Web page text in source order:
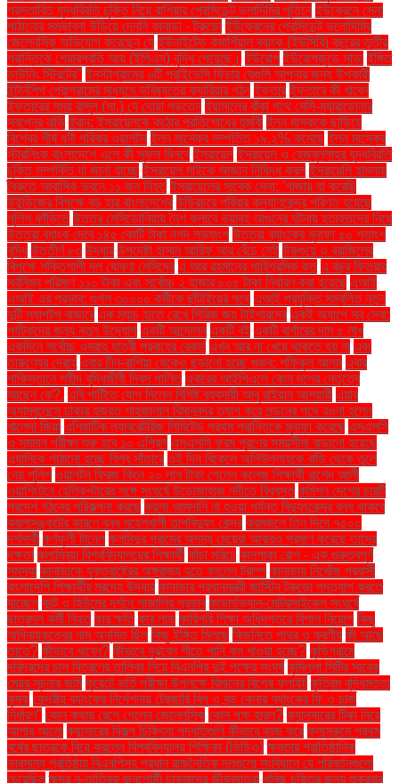
প্রস্তাবিত যুদ্ধবিরতি চুক্তি নিয়ে রাশিয়ার প্রেসিডেন্ট ভ্লাদিমির পুতিনে ইউক্রেনে সেনা
পাঠানোর সম্ভাবনা উড়িয়ে দেননি কানাডা - ট্রুডো ইউক্রেনের প্রেসিডেন্ট ভলোদিমির
জেলেনস্কি অভিযোগ করেছেন যে ইউনাইটেড কমার্শিয়াল ব্যাংক (ইউসিবি) বছরের তৃতীয়
প্রান্তিকে শেয়ারপ্রতি আয় (ইপিএস) বৃদ্ধি পেয়েছে। ইউরোপ ইউরোপজুড়ে সাড়া ইঙ্গিত
ডাউনিং স্ট্রিটের" ইনস্টাগ্রামের ৬টি প্রাইভেসি ফিচার যেগুলি আপনার জন্য উপকারী
ইন্টার্নশিপ প্রোগ্রামের মাধ্যমে ভবিষ্যতের ক্যারিয়ার গঠন ইফতার ইফতারে কী খাবেন
ইফতারের সময় রাসুল (সা.) যে দোয়া পড়তেন ইয়ামালের বাঁকা পথে মেসি-ম্যারাডোনার
স্বপ্নের বাড়ি ইরান: ইসরায়েলকে কঠোর প্রতিশোধের হুমকি ইলন মাস্ককে ছাড়িয়ে
বিশ্বের শীর্ষ ধনী পরিবার ওয়ালটন ইলন মাস্কের সম্পত্তি ১৯.২% কমেছে ইলন মাস্কের
স্টারলিংক বাংলাদেশে এলে কী সুফল মিলবে ইসরায়েল ইসরায়েল ও হেজবুল্লাহর যুদ্ধবিরতি
চুক্তি সম্পর্কিত যা জানা যাচ্ছে ইসরায়েল মাইকে আজান নিষিদ্ধ করল ইসরায়েলি হামলায়
বৈরুতে আবাসিক ভবনে ১১ জন নিহত ইসরায়েলের সাবেক সেনা: 'গাজায় যা করেছি
উইন্ডিজের বিপক্ষে বড় হার বাংলাদেশের উড়িরচরে পরিবার কল্যাণকেন্দ্র পরিণত হয়েছে
পুলিশ ফাঁড়িতে উত্তর মেসিডোনিয়ায় নৈশ ক্লাবে ভয়াবহ আগুনের ঘটনায় হতাহতদের নিয়ে
উত্তরা ব্যাংক দেবে ১৪৫ কোটি টাকা নগদ লভ্যাংশ উত্তরা ব্যাংকের মুনাফা ৫০ শতাংশ
বৃদ্ধি উত্তীর্ণ ৮৩ উদ্ধার উপদেষ্টা হাসান আরিফ আর বেঁচে নেই উরুগুয়ে ও ব্রাজিলের
বিপক্ষে শক্তিশালী দল ঘোষণা মেসিদের এ আর রহমানের পারিশ্রমিক কত এ বছর ফিতরার
সর্বনিম্ন পরিমাণ ১১০ টাকা এবং সর্বোচ্চ ২ হাজার ৮০৫ টাকা নির্ধারণ করা হয়েছে এআই
এআই এর প্রভাব: গুগল ৩০০০০ কর্মীকে ছাঁটাইয়ের পথে এআই প্রযুক্তি সম্বলিত নতুন
দুটি ল্যাপটপ বাজারে এক ম্যাচ হাতে রেখে সিরিজ জয় টাইগারদের একই অ্যাপে সব সেবা:
পর্যটকদের জন্য নতুন উদ্যোগ একটি আন্দোলন একটি বই একটি বার্গারের দাম ৫ লাখ
একদিনে সর্বোচ্চ ওমরাহ যাত্রী প্রবাহের রেকর্ড এখন আর না খেয়ে থাকতে হয় না এবং
তারুণ্যের দ্রোহ এবার চীন-রাশিয়া থেকেও ছড়ানো হচ্ছে গুজব: শফিকুল আলম এবার
পাকিস্তানে শহীদ বুদ্ধিজীবী দিবস পালিত এবারের আইপিএলে কোন দলের নেতৃত্বে
আছেন কে?. এবি পার্টিতে যোগ দিলেন বিশিষ্ট ব্যবসায়ী আবু রাইয়ান আশয়ারী এয়ার
অ্যাম্বুলেন্সে ঢাকার হজরত শাহজালাল বিমানবন্দর ত্যাগ করে লন্ডনের পথে রওনা হলেন
খালেদা জিয়া এশিয়াটিক ল্যাবরেটরিজ লিমিটেড প্রথম প্রান্তিকে মুনাফা করেছে এসএসসি
ও সমমান পরীক্ষা শুরু হবে ১০ এপ্রিল এসএসসি ফরম পূরণের সময়সীমা বাড়ানো হয়েছে
এ্যানিকে পাঠানো হচ্ছে বিশ্ব সাঁতারে ওই দিন বিকেলে অলিউল্লাহকে বাড়ি থেকে তুলে
নেয় পুলিশ ওয়ালটন ফ্রিজ কিনে ২০ লাখ টাকা পেলেন কলেজ শিক্ষার্থী রাশেদ আলী
ওয়াশিংটনে হেলিকপ্টারের সঙ্গে সংঘর্ষে উড়োজাহাজ নদীতে বিধ্বস্ত কমিশন দেশের চারটি
প্রদেশ গঠনের পরিকল্পনা করছে কয়লা আমদানি না হওয়া পর্যন্ত বিদ্যুৎকেন্দ্র বন্ধ থাকবে
কয়লাসঙ্কটের কারণে বন্ধ মহেশখালী তাপবিদ্যুৎ কেন্দ্র করমজলে তিন দিনে ৭৫০০
দর্শনার্থী কর্ণফুলী টানেল কলসিন্দুর গ্রামের অদম্য মেয়েরা আবারও প্রমাণ করেছে তাদের
দক্ষতা কলাম্বিয়া বিশ্ববিদ্যালয়ের শিক্ষার্থী কাঁচা মরিচে কানপাকা রোগ - এক গুরুত্বপুর্ণ
সমস্যা কানাডাকে যুক্তরাষ্ট্রের অঙ্গরাজ্য হতে বললেন ট্রাম্প কানাডায় নিখোঁজ প্রবাসী
বাংলাদেশি শিক্ষার্থীর মরদেহ উদ্ধার কানাডার প্রধানমন্ত্রী জাস্টিন ট্রুডো পদত্যাগ করতে
যাচ্ছেন কান্ট ও হিউমের দর্শনে গাজালির প্রভাব কাভার্ডভ্যান-মোটরসাইকেল সংঘর্ষে
ছাত্রদল কর্মী নিহত কার ক্ষতি কার লাভ কারিগরি শিক্ষা অধিদপ্তরে বিশাল নিয়োগ কিছু
অধিনায়কত্বের নাম অনুমিত ছিল কিছু ইঙ্গিত মিলছে কিডনিতে পাথর ও করণীয় কী আছে
তাতে? কীভাবে খাবেন? কীভাবে বুঝবেন শীতে পানি কম খাওয়া হচ্ছে? কুড়িগ্রামে
দরিদ্রদের চাল বিতরণের তালিকা নিয়ে বিএনপির দুই পক্ষের সংঘর্ষ কুমিল্লা সিটির সাবেক
মেয়র সূচনার জমি কুয়েটে ভর্তি পরীক্ষা উপলক্ষে বিমানের বিশেষ ফ্লাইট কৃত্রিম বুদ্ধিমত্তা
কৃষক কেন্দ্রীয় ব্যাংকের নির্দেশনায় ট্রেজারি বিল ও বন্ড কেনায় ব্যাংকের ফি ও চার্জ
নির্ধারণ" কোন কথায় রেগে গেলেন জেলেনস্কি কোন পক্ষ হারল? ক্যানসারের টিকা নিয়ে
আশার আলো ক্যান্সারের বিকল্প চিকিৎসা পদ্ধতিগুলি কীভাবে কাজ করে ক্লাসরুমে প্রথম
বর্ষের ছাত্রকে বিয়ে করলেন বিশ্ববিদ্যালয় শিক্ষিকা (ভিডিও) ক্ষমতার প্রাতিষ্ঠানিক
ভারসাম্য প্রতিষ্ঠায় বিএনপিসহ প্রধান রাজনৈতিক দলগুলো সংবিধানে যে পরিবর্তনগুলো
চেয়েছিল ক্ষুদ্র নৃ-তাত্বিক জনগোষ্ঠী চাকমাদের জীবনযাত্রা খনিজ চুক্তির জন্য শুক্রবার